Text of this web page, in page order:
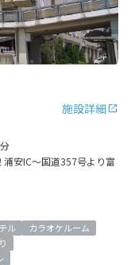
施設詳細
安IC～国道357号より富
ル
カラオケルーム